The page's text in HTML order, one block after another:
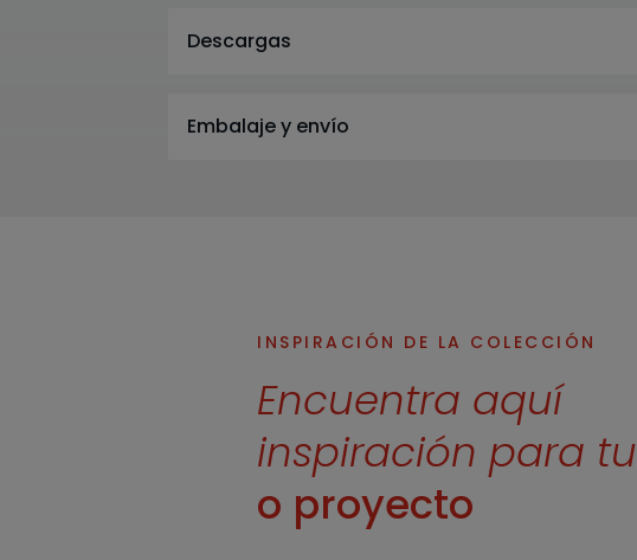
Descargas
Embalaje y envío
INSPIRACIÓN DE LA COLECCIÓN
Encuentra aquí
inspiración para tu
o proyecto